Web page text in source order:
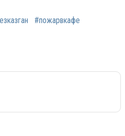
#пожарвкафе